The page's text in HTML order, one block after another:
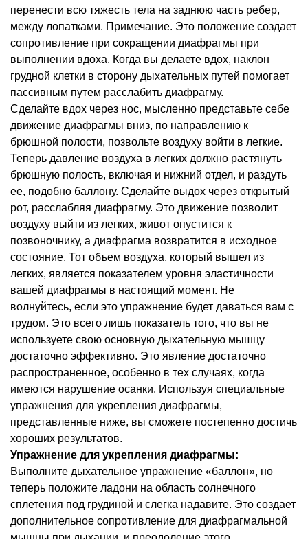
перенести всю тяжесть тела на заднюю часть ребер,
между лопатками. Примечание. Это положение создает
сопротивление при сокращении диафрагмы при
выполнении вдоха. Когда вы делаете вдох, наклон
грудной клетки в сторону дыхательных путей помогает
пассивным путем расслабить диафрагму.
Сделайте вдох через нос, мысленно представьте себе
движение диафрагмы вниз, по направлению к
брюшной полости, позвольте воздуху войти в легкие.
Теперь давление воздуха в легких должно растянуть
брюшную полость, включая и нижний отдел, и раздуть
ее, подобно баллону. Сделайте выдох через открытый
рот, расслабляя диафрагму. Это движение позволит
воздуху выйти из легких, живот опустится к
позвоночнику, а диафрагма возвратится в исходное
состояние. Тот объем воздуха, который вышел из
легких, является показателем уровня эластичности
вашей диафрагмы в настоящий момент. Не
волнуйтесь, если это упражнение будет даваться вам с
трудом. Это всего лишь показатель того, что вы не
используете свою основную дыхательную мышцу
достаточно эффективно. Это явление достаточно
распространенное, особенно в тех случаях, когда
имеются нарушение осанки. Используя специальные
упражнения для укрепления диафрагмы,
представленные ниже, вы сможете постепенно достичь
хороших результатов.
Упражнение для укрепления диафрагмы:
Выполните дыхательное упражнение «баллон», но
теперь положите ладони на область солнечного
сплетения под грудиной и слегка надавите. Это создает
дополнительное сопротивление для диафрагмальной